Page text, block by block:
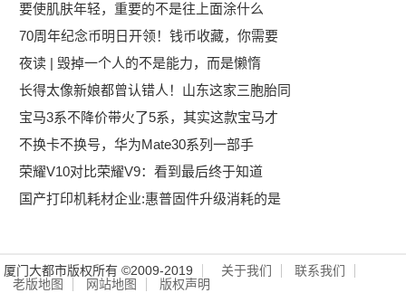
要使肌肤年轻，重要的不是往上面涂什么
70周年纪念币明日开领！钱币收藏，你需要
夜读 | 毁掉一个人的不是能力，而是懒惰
长得太像新娘都曾认错人！山东这家三胞胎同
宝马3系不降价带火了5系，其实这款宝马才
不换卡不换号，华为Mate30系列一部手
荣耀V10对比荣耀V9：看到最后终于知道
国产打印机耗材企业:惠普固件升级消耗的是
厦门大都市版权所有 ©2009-2019 关于我们
联系我们
老版地图
网站地图 版权声明